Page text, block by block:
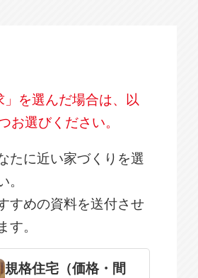
を選んだ場合は、以
お選びください。
たに近い家づくりを選
すめの資料を送付させ
す。
注文住宅
規格住宅（価格・間